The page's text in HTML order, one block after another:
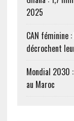
2025
CAN féminine
décrochent
Mondial 2030
au Maroc